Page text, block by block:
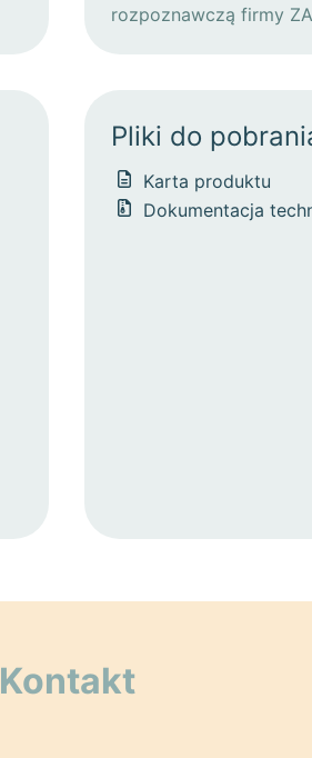
rozpoznawczą firmy
Pliki do
Karta produktu
Dokumentacja
Kontakt